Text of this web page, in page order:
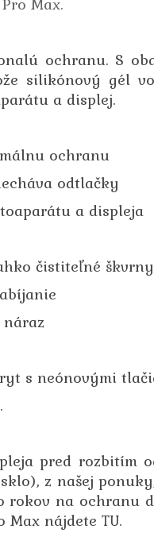
ochranu. S
silikónový gél
a displej.
ochranu
odtlačky
a displeja
čistiteľné škvrny
s neónovými
pred rozbitím
z našej
na ochranu
Max nájdete TU.